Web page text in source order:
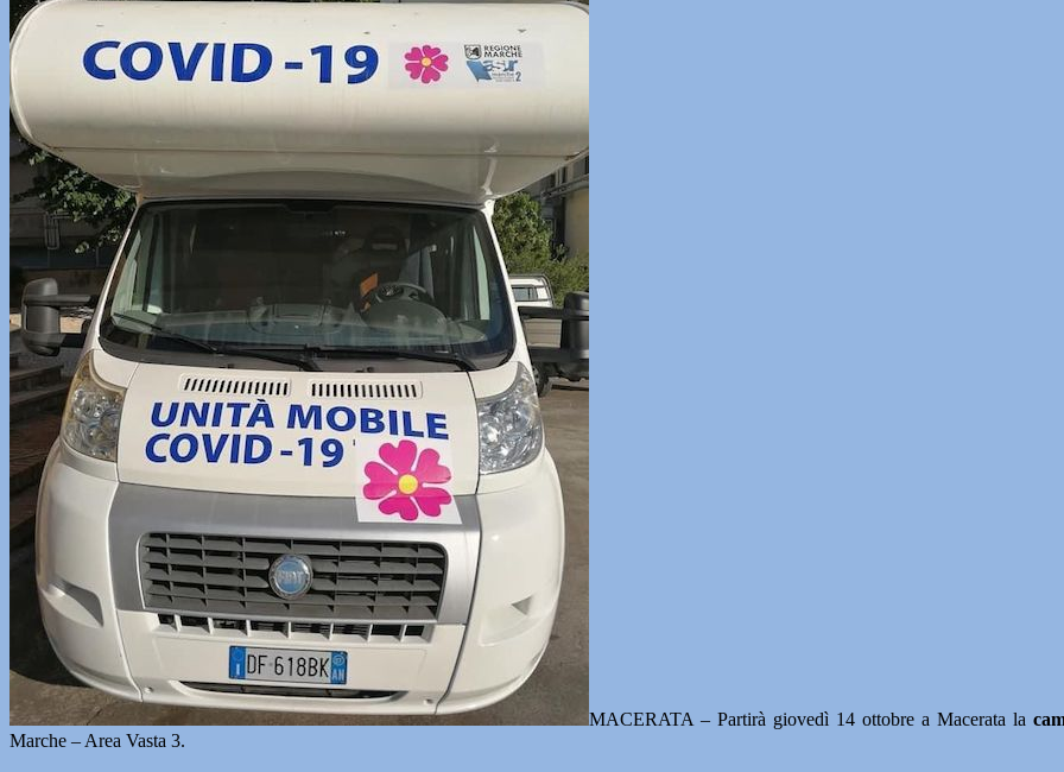
MACERATA – Partirà giovedì 14 ottobre a Macerata la
Marche – Area Vasta 3.